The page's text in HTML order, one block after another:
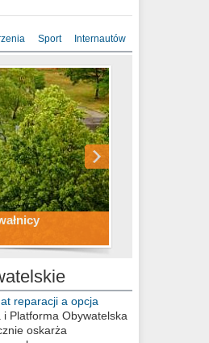
Sport Internautów
.
to za
mieście
reparacji a opcja
i Platforma Obywatelska
oskarża